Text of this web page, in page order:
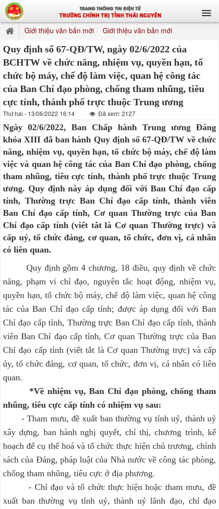
Giới thiệu văn bản mới Giới thiệu văn bản mới
Quy định số 67-QĐ/TW, ngày 02/6/2022 của
BCHTW về chức năng, nhiệm vụ, quyền hạn, tổ
chức bộ máy, chế độ làm việc, quan hệ công tác
của Ban Chỉ đạo phòng, chống tham nhũng, tiêu
cực tỉnh, thành phố trực thuộc Trung ương
Thứ hai - 13/06/2022 16:14 Đã xem: 2127
Ngày 02/6/2022, Ban Chấp hành Trung ương Đảng
khóa XIII đã ban hành Quy định số 67-QĐ/TW về chức
năng, nhiệm vụ, quyền hạn, tổ chức bộ máy, chế độ làm
việc và quan hệ công tác của Ban Chỉ đạo phòng, chống
tham nhũng, tiêu cực tỉnh, thành phố trực thuộc Trung
ương. Quy định này áp dụng đối với Ban Chỉ đạo cấp
tỉnh, Thường trực Ban Chỉ đạo cấp tỉnh, thành viên
Ban Chỉ đạo cấp tỉnh, Cơ quan Thường trực của Ban
Chỉ đạo cấp tỉnh (viết tắt là Cơ quan Thường trực) và
cấp uỷ, tổ chức đảng, cơ quan, tổ chức, đơn vị, cá nhân
có liên quan.
Quy định gồm 4 chương, 18 điều, quy định về chức
năng, phạm vi chỉ đạo, nguyên tắc hoạt động, nhiệm vụ,
quyền hạn, tổ chức bộ máy, chế độ làm việc, quan hệ công
tác của Ban Chỉ đạo cấp tỉnh; được áp dụng đối với Ban
Chỉ đạo cấp tỉnh, Thường trực Ban Chỉ đạo cấp tỉnh, thành
viên Ban Chỉ đạo cấp tỉnh, Cơ quan Thường trực của Ban
Chỉ đạo cấp tỉnh (viết tắt là Cơ quan Thường trực) và cấp
ủy, tổ chức đảng, cơ quan, tổ chức, đơn vị, cá nhân có liên
quan.
*Về nhiệm vụ, Ban Chỉ đạo phòng, chống tham
nhũng, tiêu cực cấp tỉnh có nhiệm vụ sau:
- Tham mưu, đề xuất ban thường vụ tỉnh uỷ, thành uỷ
xây dựng, ban hành nghị quyết, chỉ thị, chương trình, kế
hoạch để cụ thể hoá và tổ chức thực hiện chủ trương, chính
sách của Đảng, pháp luật của Nhà nước về công tác phòng,
chống tham nhũng, tiêu cực ở địa phương.
- Chỉ đạo và tổ chức thực hiện hoặc tham mưu, đề
xuất ban thường vụ tỉnh uỷ, thành uỷ lãnh đạo, chỉ đạo